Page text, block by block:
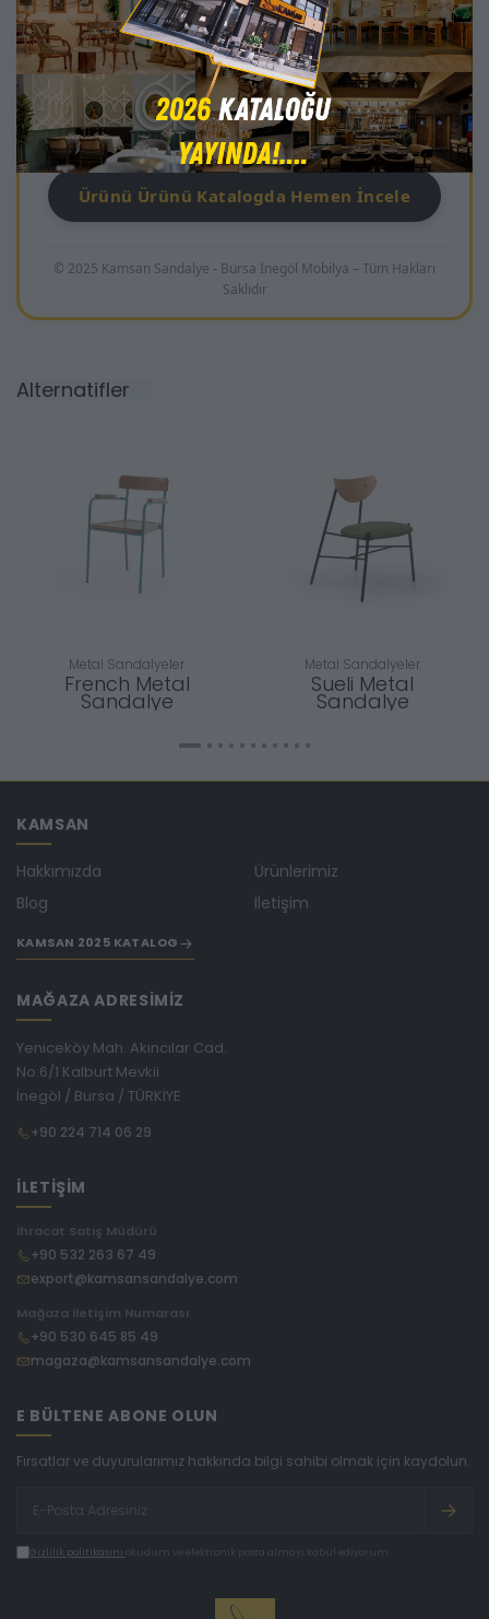
kazandırır. Hafif ve dengeli tasarımı, kullanıcıya
konforlu bir oturum deneyimi sunar.
Kamsan Button Metal Sandalye, mekanlarınıza
estetik, konfor ve dayanıklılık kazandıran projelerde
öne çıkan bir çözümdür.
Ürünü Ürünü Katalogda Hemen İncele
© 2025 Kamsan Sandalye - Bursa İnegöl Mobilya – Tüm Hakları
Saklıdır
Alternatifler
Metal Sandalyeler
French Metal
Sandalye
Metal Sandalyeler
Sueli Metal
Sandalye
KAMSAN
Hakkımızda Ürünlerimiz
Blog İletişim
KAMSAN 2025 KATALOG
MAĞAZA ADRESİMİZ
Yeniceköy Mah. Akıncılar Cad.
No:6/1 Kalburt Mevkii
İnegöl / Bursa / TÜRKİYE
+90 224 714 06 29
İLETİŞİM
İhracat Satış Müdürü
+90 532 263 67 49
export@kamsansandalye.com
Mağaza İletişim Numarası
+90 530 645 85 49
magaza@kamsansandalye.com
E BÜLTENE ABONE OLUN
Fırsatlar ve duyurularımız hakkında bilgi sahibi olmak için kaydolun.
Gizlilik politikasını okudum ve elektronik posta almayı kabul ediyorum.